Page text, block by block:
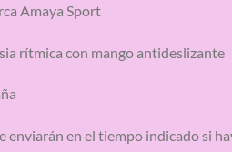
Amaya Sport
rítmica con mango antideslizante
enviarán en el tiempo indicado si